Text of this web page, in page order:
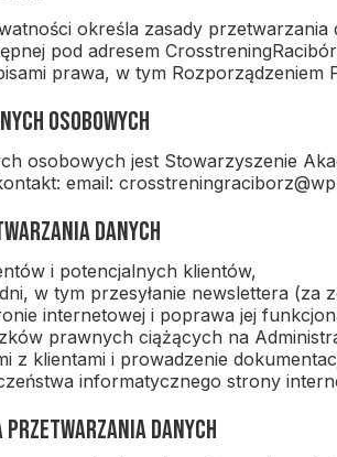
określa zasady
pod adresem
prawa, w tym Rozporządzeniem
osobowych
osobowych jest Stowarzyszenie
email:
danych
i potencjalnych klientów,
w tym przesyłanie newslettera (za
internetowej i poprawa jej
prawnych ciążących na
z klientami i prowadzenie
informatycznego strony
przetwarzania danych